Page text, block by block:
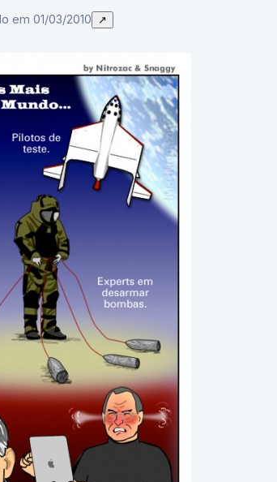
em 01/03/2010 ↗